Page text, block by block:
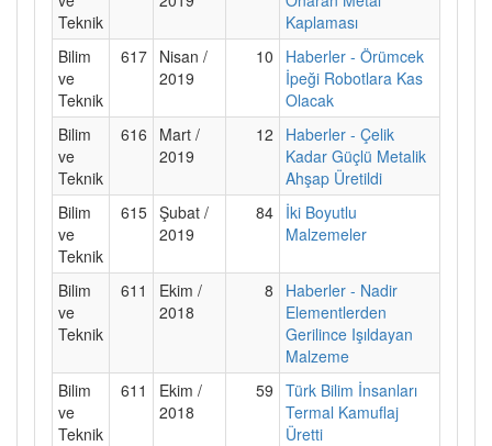
Teknik
Kaplaması
Bilim
ve
Teknik
617 Nisan /
2019
10
Haberler - Örümcek
İpeği Robotlara Kas
Olacak
Bilim
ve
Teknik
616
Mart /
2019
12
Haberler - Çelik
Kadar Güçlü Metalik
Ahşap Üretildi
Bilim
ve
Teknik
615 Şubat /
2019
84 İki Boyutlu
Malzemeler
Bilim
ve
Teknik
611
Ekim /
2018
8
Haberler - Nadir
Elementlerden
Gerilince Işıldayan
Malzeme
Bilim
ve
Teknik
611
Ekim /
2018
59 Türk Bilim İnsanları
Termal Kamuflaj
Üretti